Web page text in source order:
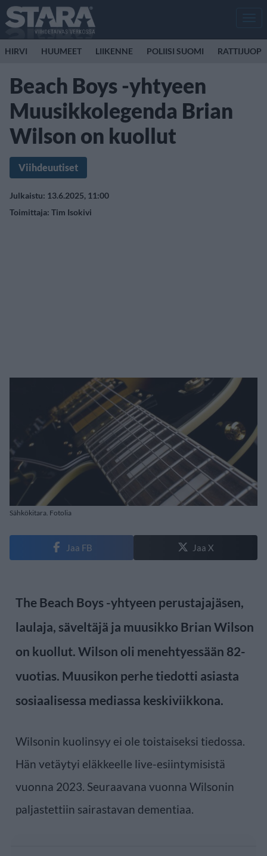
HIRVI HUUMEET LIIKENNE POLIISI SUOMI
Beach Boys -yhtyeen
Muusikkolegenda Brian
Wilson on kuollut
Viihdeuutiset
Julkaistu: 13.6.2025, 11:00
Toimittaja: Tim Isokivi
Sähkökitara. Fotolia
Jaa FB Jaa X
The Beach Boys -yhtyeen perustajajäsen,
laulaja, säveltäjä ja muusikko Brian Wilson
on kuollut. Wilson oli menehtyessään 82-
vuotias. Muusikon perhe tiedotti asiasta
sosiaalisessa mediassa keskiviikkona.
Wilsonin kuolinsyy ei ole toistaiseksi tiedossa.
Hän vetäytyi eläkkeelle live-esiintymisistä
vuonna 2023. Seuraavana vuonna Wilsonin
paljastettiin sairastavan dementiaa.